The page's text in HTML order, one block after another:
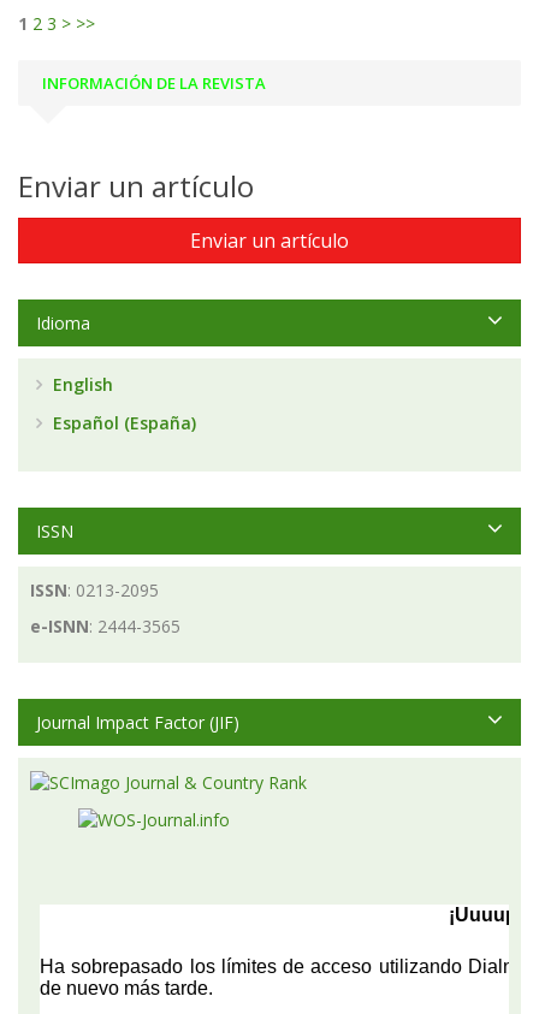
1 2 3 > >>
INFORMACIÓN DE LA REVISTA
Enviar un artículo
Enviar un artículo
Idioma
English
Español (España)
ISSN
ISSN: 0213-2095
e-ISNN: 2444-3565
Journal Impact Factor (JIF)